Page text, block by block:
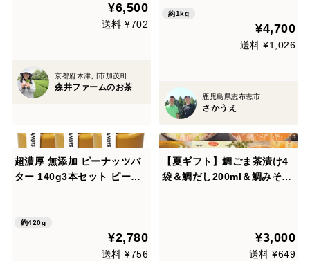
京紅茶）（農薬・化学肥料・
除草剤不使用）【ギフト包
¥6,500
送料 ¥702
京都府木津川市加茂町
森井ファームのお茶
約1kg
¥4,700
送料 ¥1,026
鹿児島県志布志市
さかうえ
超濃厚 無添加 ピーナッツバ
ター 140g3本セット ピーナ
ト】
約420g
¥2,780
送料 ¥756
【夏ギフト】鯛ごま茶漬け4
袋＆鯛だし200ml＆鯛みそ16
¥3,000
送料 ¥649